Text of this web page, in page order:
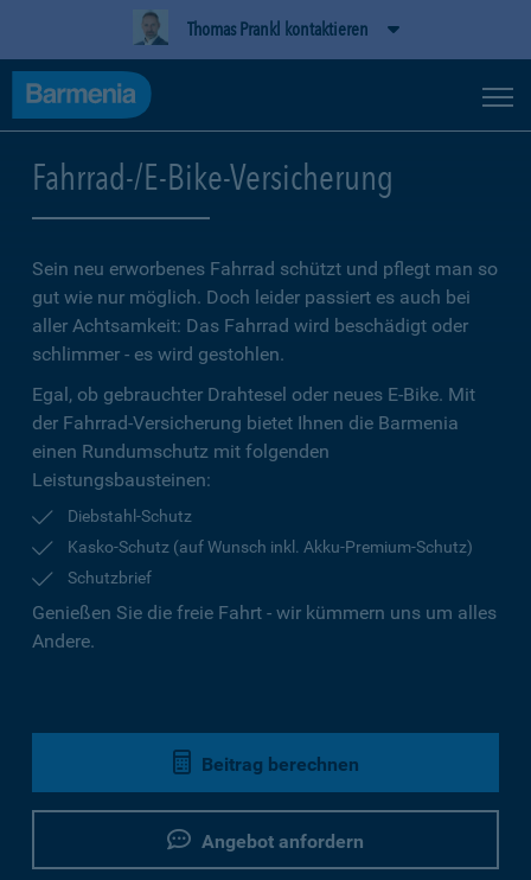
Thomas Prankl kontaktieren
Fahrrad-/E-Bike-Versicherung
Sein neu erworbenes Fahrrad schützt und pflegt man so
gut wie nur möglich. Doch leider passiert es auch bei
aller Achtsamkeit: Das Fahrrad wird beschädigt oder
schlimmer - es wird gestohlen.
Egal, ob gebrauchter Drahtesel oder neues E-Bike. Mit
der Fahrrad-Versicherung bietet Ihnen die Barmenia
einen Rundumschutz mit folgenden
Leistungsbausteinen:
Diebstahl-Schutz
Kasko-Schutz (auf Wunsch inkl. Akku-Premium-Schutz)
Schutzbrief
Genießen Sie die freie Fahrt - wir kümmern uns um alles
Andere.
Beitrag berechnen
Angebot anfordern